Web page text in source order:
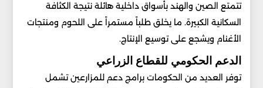
تتمتع الصين والهند بأسواق داخلية هائلة نتيجة الكثافة
السكانية الكبيرة. ما يخلق طلباً مستمراً على اللحوم ومنتجات
الأغنام ويشجع على توسيع الإنتاج.
الدعم الحكومي للقطاع الزراعي
توفر العديد من الحكومات برامج دعم للمزارعين تشمل